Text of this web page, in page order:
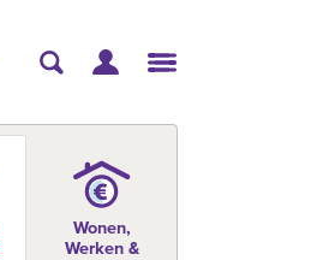
Wonen,
Werken &